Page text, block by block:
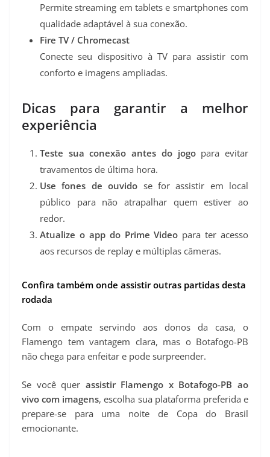
Permite streaming em tablets e smartphones com
qualidade adaptável à sua conexão.
Fire TV / Chromecast
Conecte seu dispositivo à TV para assistir com
conforto e imagens ampliadas.
Dicas para garantir a melhor
experiência
Teste sua conexão antes do jogopara evitar
travamentos de última hora.
Use fones de ouvido se for assistir em local
público para não atrapalhar quem estiver ao
redor.
Atualize o app do Prime Video para ter acesso
aos recursos de replay e múltiplas câmeras.
Confira também onde assistir outras partidas desta
rodada
Com o empate servindo aos donos da casa, o
Flamengo tem vantagem clara, mas o Botafogo-PB
não chega para enfeitar e pode surpreender.
Se você quer assistir Flamengo x Botafogo-PB ao
vivo com imagens, escolha sua plataforma preferida e
prepare-se para uma noite de Copa do Brasil
emocionante.